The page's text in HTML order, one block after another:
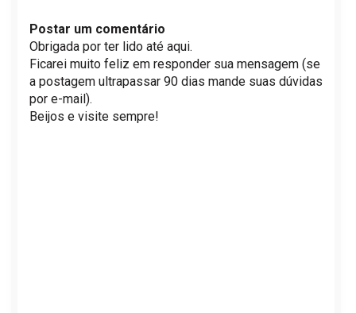
Postar um comentário
Obrigada por ter lido até aqui.
Ficarei muito feliz em responder sua mensagem (se
a postagem ultrapassar 90 dias mande suas dúvidas
por e-mail).
Beijos e visite sempre!